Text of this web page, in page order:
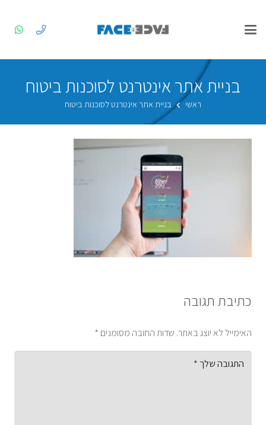
בניית אתר אינטרנט לסוכנות ביטוח
ראשי בניית אתר אינטרנט לסוכנות ביטוח
כתיבת תגובה
האימייל לא יוצג באתר. שדות החובה מסומנים *